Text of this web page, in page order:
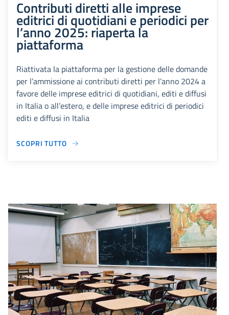
Contributi diretti alle imprese
editrici di quotidiani e periodici per
l’anno 2025: riaperta la
piattaforma
Riattivata la piattaforma per la gestione delle domande
per l’ammissione ai contributi diretti per l’anno 2024 a
favore delle imprese editrici di quotidiani, editi e diffusi
in Italia o all’estero, e delle imprese editrici di periodici
editi e diffusi in Italia
SCOPRI TUTTO